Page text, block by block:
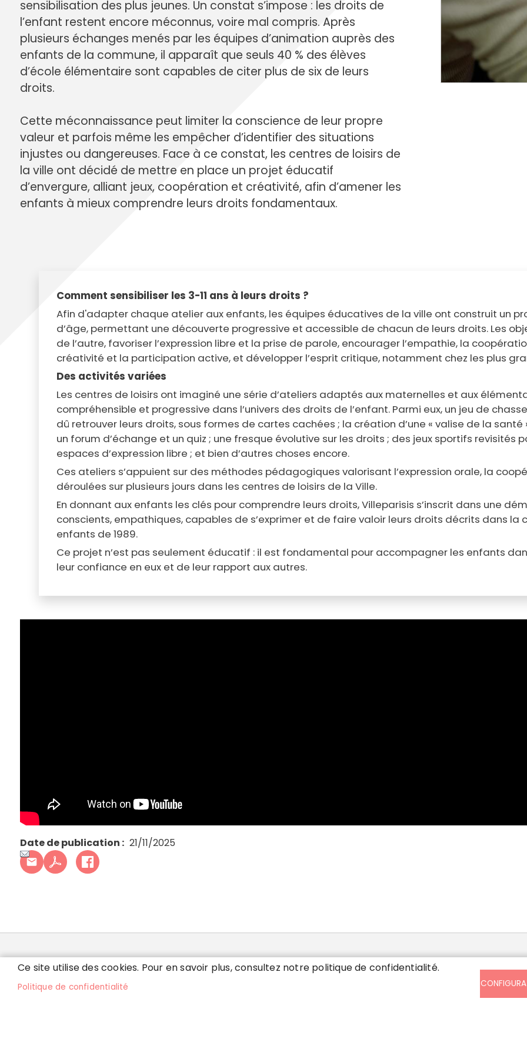
Marché de la Ville
Entreprendre
Offres d'emploi locales
Mécénat
Sapeurs pompiers
Vigilance et cambriolage
Stationnement et fourrière
Préplainte en ligne
Voisins vigilants et solidaires
Octobre rose
Game arena
Un Noël à Villeparisis
sensibilisation des plus jeunes. Un constat s’impose : les droits de
l’enfant restent encore méconnus, voire mal compris. Après
plusieurs échanges menés par les équipes d’animation auprès des
enfants de la commune, il apparaît que seuls 40 % des élèves
d’école élémentaire sont capables de citer plus de six de leurs
droits.
Cette méconnaissance peut limiter la conscience de leur propre
valeur et parfois même les empêcher d’identifier des situations
injustes ou dangereuses. Face à ce constat, les centres de loisirs de
la ville ont décidé de mettre en place un projet éducatif
d’envergure, alliant jeux, coopération et créativité, afin d’amener les
enfants à mieux comprendre leurs droits fondamentaux.
Comment sensibiliser les 3-11 ans à leurs droits ?
Afin d'adapter chaque atelier aux enfants, les équipes éducatives de la ville ont construit un
d’âge, permettant une découverte progressive et accessible de chacun de leurs droits. Les
de l’autre, favoriser l’expression libre et la prise de parole, encourager l’empathie, la
créativité et la participation active, et développer l’esprit critique, notamment chez les plus
Des activités variées
Les centres de loisirs ont imaginé une série d’ateliers adaptés aux maternelles et aux
compréhensible et progressive dans l’univers des droits de l’enfant. Parmi eux, un jeu de
dû retrouver leurs droits, sous formes de cartes cachées ; la création d’une « valise de la
un forum d’échange et un quiz ; une fresque évolutive sur les droits ; des jeux sportifs revisités
espaces d’expression libre ; et bien d’autres choses encore.
Ces ateliers s’appuient sur des méthodes pédagogiques valorisant l’expression orale, la
déroulées sur plusieurs jours dans les centres de loisirs de la Ville.
En donnant aux enfants les clés pour comprendre leurs droits, Villeparisis s’inscrit dans une
conscients, empathiques, capables de s’exprimer et de faire valoir leurs droits décrits dans
enfants de 1989.
Ce projet n’est pas seulement éducatif : il est fondamental pour accompagner les enfants
leur confiance en eux et de leur rapport aux autres.
Date de publication 21/11/2025
MAIRIE DE VILLEPARISIS
Ce site utilise des cookies. Pour en savoir plus, consultez notre politique de confidentialité.
Politique de confidentialité